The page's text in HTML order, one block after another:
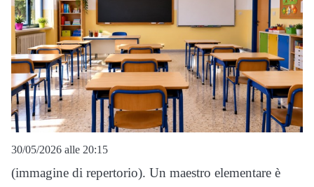
30/05/2026 alle 20:15
(immagine di repertorio). Un maestro elementare è